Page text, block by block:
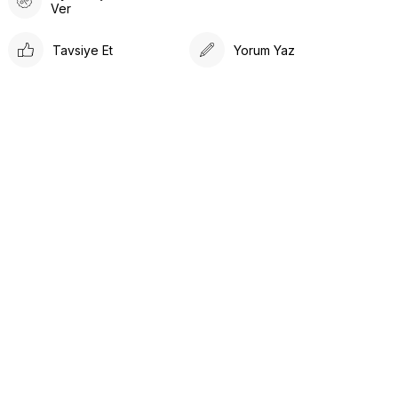
Ver
Tavsiye Et Yorum Yaz